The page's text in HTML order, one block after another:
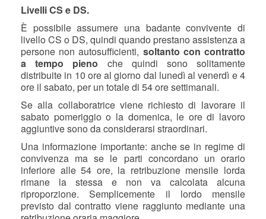
Livelli CS e DS.
È possibile assumere una badante convivente di
livello CS o DS, quindi quando prestano assistenza a
persone non autosufficienti, soltanto con contratto
a tempo pieno che quindi sono solitamente
distribuite in 10 ore al giorno dal lunedì al venerdì e 4
ore il sabato, per un totale di 54 ore settimanali.
Se alla collaboratrice viene richiesto di lavorare il
sabato pomeriggio o la domenica, le ore di lavoro
aggiuntive sono da considerarsi straordinari.
Una informazione importante: anche se in regime di
convivenza ma se le parti concordano un orario
inferiore alle 54 ore, la retribuzione mensile lorda
rimane la stessa e non va calcolata alcuna
riproporzione. Semplicemente il lordo mensile
previsto dal contratto viene raggiunto mediante una